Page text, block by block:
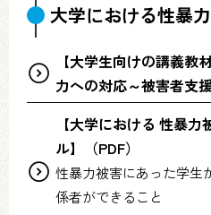
大学における性暴
【大学生向けの講義教
力への対応～被害者支
【大学における 性暴
ル】（PDF）
性暴力被害にあった学生
係者ができること